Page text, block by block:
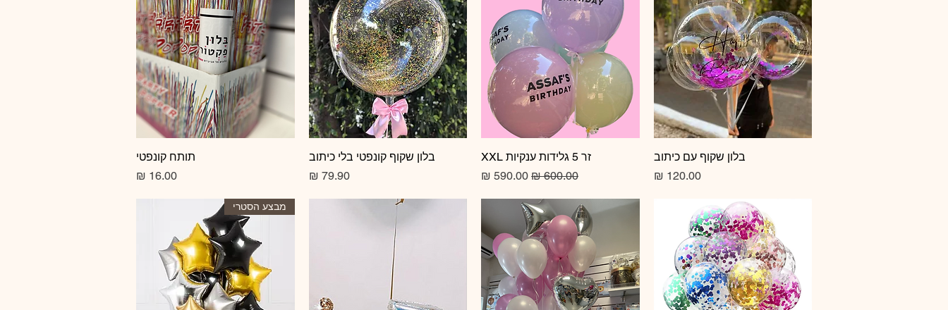
תצוגה מהירה
בלון שקוף עם כיתוב
מחיר‏120.00 ‏₪
תצוגה מהירה
זר 5 גלידות ענקיות XXL
מחיר רגיל מחיר מבצע
תצוגה מהירה
בלון שקוף קונפטי בלי כיתוב
מחיר‏79.90 ‏₪
תצוגה מהירהתותח קונפטי
מחיר
מבצע הסטרי